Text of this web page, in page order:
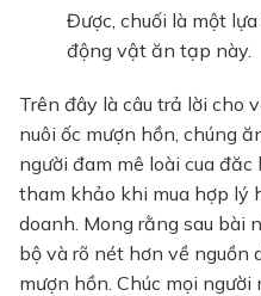
Được, chuối là một
động vật ăn tạp này.
Trên đây là câu trả lời cho
nuôi ốc mượn hồn, chúng
người đam mê loài cua
tham khảo khi mua hợp lý
doanh. Mong rằng sau bài
bộ và rõ nét hơn về nguồn
mượn hồn. Chúc mọi người